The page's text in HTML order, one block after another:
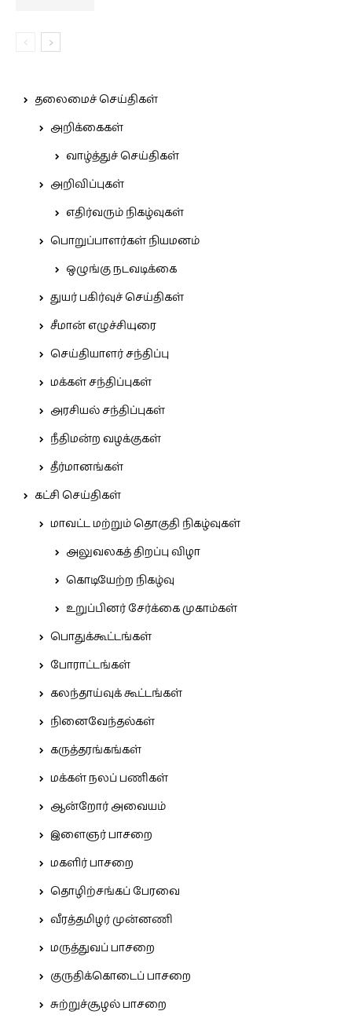
தலைமைச் செய்திகள்
அறிக்கைகள்
வாழ்த்துச் செய்திகள்
அறிவிப்புகள்
எதிர்வரும் நிகழ்வுகள்
பொறுப்பாளர்கள் நியமனம்
ஒழுங்கு நடவடிக்கை
துயர் பகிர்வுச் செய்திகள்
சீமான் எழுச்சியுரை
செய்தியாளர் சந்திப்பு
மக்கள் சந்திப்புகள்
அரசியல் சந்திப்புகள்
நீதிமன்ற வழக்குகள்
தீர்மானங்கள்
கட்சி செய்திகள்
மாவட்ட மற்றும் தொகுதி நிகழ்வுகள்
அலுவலகத் திறப்பு விழா
கொடியேற்ற நிகழ்வு
உறுப்பினர் சேர்க்கை முகாம்கள்
பொதுக்கூட்டங்கள்
போராட்டங்கள்
கலந்தாய்வுக் கூட்டங்கள்
நினைவேந்தல்கள்
கருத்தரங்கங்கள்
மக்கள் நலப் பணிகள்
ஆன்றோர் அவையம்
இளைஞர் பாசறை
மகளிர் பாசறை
தொழிற்சங்கப் பேரவை
வீரத்தமிழர் முன்னணி
மருத்துவப் பாசறை
குருதிக்கொடைப் பாசறை
சுற்றுச்சூழல் பாசறை